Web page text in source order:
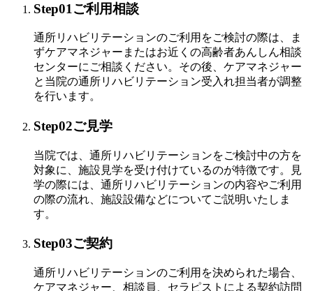
Step01 ご利用相談
通所リハビリテーションのご利用をご検討の際は、ま
ずケアマネジャーまたはお近くの高齢者あんしん相談
センターにご相談ください。その後、ケアマネジャー
と当院の通所リハビリテーション受入れ担当者が調整
を行います。
Step02ご見学
当院では、通所リハビリテーションをご検討中の方を
対象に、施設見学を受け付けているのが特徴です。見
学の際には、通所リハビリテーションの内容やご利用
の際の流れ、施設設備などについてご説明いたしま
す。
Step03ご契約
通所リハビリテーションのご利用を決められた場合、
ケアマネジャー、相談員、セラピストによる契約訪問